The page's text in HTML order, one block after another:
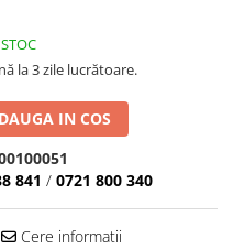
la 3 zile lucrătoare.
IN COS
841 / 0721 800 340
Cere informatii